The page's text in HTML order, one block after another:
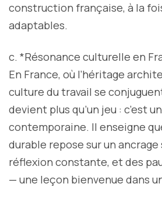
construction française, à la
adaptables.
c. *Résonance culturelle en
En France, où l’héritage
culture du travail se
devient plus qu’un jeu : c’est
contemporaine. Il enseigne
durable repose sur un ancrage
réflexion constante, et des
— une leçon bienvenue dans